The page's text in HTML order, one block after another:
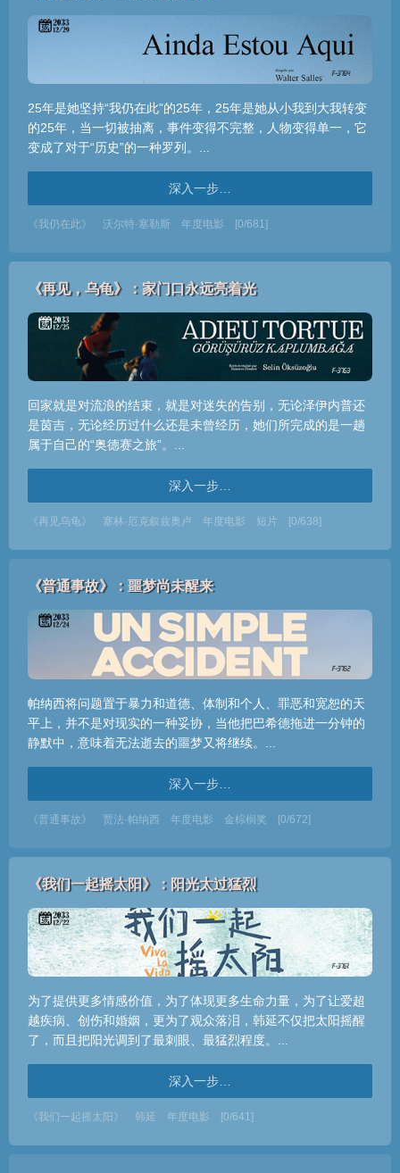
25年是她坚持“我仍在此”的25年，25年是她从小我到大我转变
的25年，当一切被抽离，事件变得不完整，人物变得单一，它
变成了对于“历史”的一种罗列。...
深入一步…
《我仍在此》 沃尔特·塞勒斯 年度电影 [0/681]
《再见，乌龟》：家门口永远亮着光
回家就是对流浪的结束，就是对迷失的告别，无论泽伊内普还
是茵吉，无论经历过什么还是未曾经历，她们所完成的是一趟
属于自己的“奥德赛之旅”。...
深入一步…
《再见乌龟》 塞林·厄克叙兹奥卢 年度电影 短片 [0/638]
《普通事故》：噩梦尚未醒来
帕纳西将问题置于暴力和道德、体制和个人、罪恶和宽恕的天
平上，并不是对现实的一种妥协，当他把巴希德拖进一分钟的
静默中，意味着无法逝去的噩梦又将继续。...
深入一步…
《普通事故》 贾法·帕纳西 年度电影 金棕榈奖 [0/672]
《我们一起摇太阳》：阳光太过猛烈
为了提供更多情感价值，为了体现更多生命力量，为了让爱超
越疾病、创伤和婚姻，更为了观众落泪，韩延不仅把太阳摇醒
了，而且把阳光调到了最刺眼、最猛烈程度。...
深入一步…
《我们一起摇太阳》 韩延 年度电影 [0/641]